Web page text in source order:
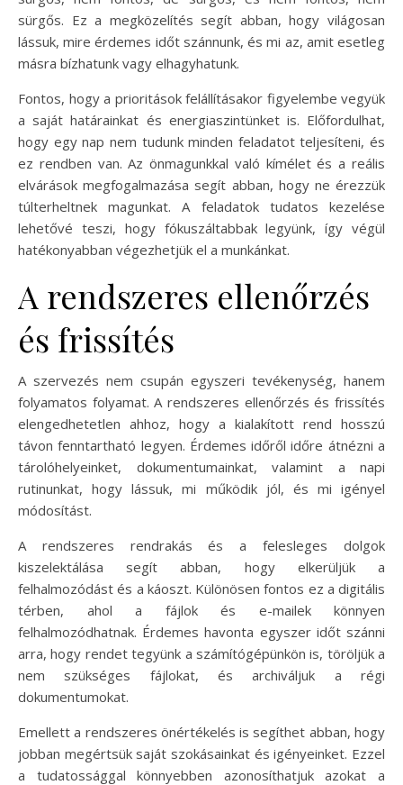
sürgős. Ez a megközelítés segít abban, hogy világosan
lássuk, mire érdemes időt szánnunk, és mi az, amit esetleg
másra bízhatunk vagy elhagyhatunk.
Fontos, hogy a prioritások felállításakor figyelembe vegyük
a saját határainkat és energiaszintünket is. Előfordulhat,
hogy egy nap nem tudunk minden feladatot teljesíteni, és
ez rendben van. Az önmagunkkal való kímélet és a reális
elvárások megfogalmazása segít abban, hogy ne érezzük
túlterheltnek magunkat. A feladatok tudatos kezelése
lehetővé teszi, hogy fókuszáltabbak legyünk, így végül
hatékonyabban végezhetjük el a munkánkat.
A rendszeres ellenőrzés
és frissítés
A szervezés nem csupán egyszeri tevékenység, hanem
folyamatos folyamat. A rendszeres ellenőrzés és frissítés
elengedhetetlen ahhoz, hogy a kialakított rend hosszú
távon fenntartható legyen. Érdemes időről időre átnézni a
tárolóhelyeinket, dokumentumainkat, valamint a napi
rutinunkat, hogy lássuk, mi működik jól, és mi igényel
módosítást.
A rendszeres rendrakás és a felesleges dolgok
kiszelektálása segít abban, hogy elkerüljük a
felhalmozódást és a káoszt. Különösen fontos ez a digitális
térben, ahol a fájlok és e-mailek könnyen
felhalmozódhatnak. Érdemes havonta egyszer időt szánni
arra, hogy rendet tegyünk a számítógépünkön is, töröljük a
nem szükséges fájlokat, és archiváljuk a régi
dokumentumokat.
Emellett a rendszeres önértékelés is segíthet abban, hogy
jobban megértsük saját szokásainkat és igényeinket. Ezzel
a tudatossággal könnyebben azonosíthatjuk azokat a